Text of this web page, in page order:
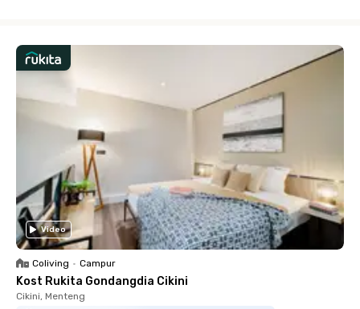
Video
Coliving • Campur
Kost Rukita Gondangdia Cikini
Cikini, Menteng